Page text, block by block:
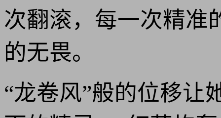
次翻滚，每一次精准
的无畏。
“龙卷风”般的位移让